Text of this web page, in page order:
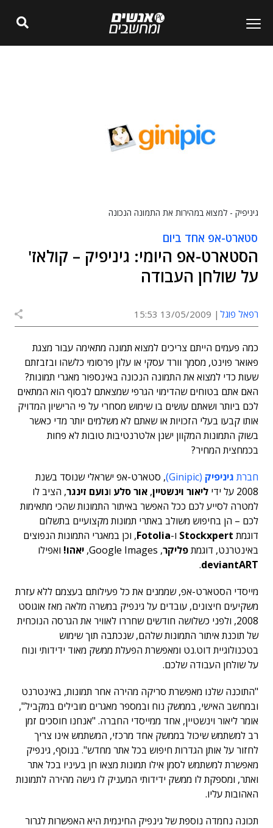
גיניפיק - למצוא במהירות את התמונה הנכונה
סטארט-אפ אחד ביום
הסטארט-אפ היומי: גיניפיק – קולאז'
על שולחן העבודה
רפאל פוגל 13/05/2009 15:53
כמה פעמים הייתם צריכים למצוא תמונה מתאימה עבור מצגת
פאואר פוינט, מסמך וורד עסקי או עלון פרסומי כלשהו ובזבזתם
שעות כדי למצוא את התמונה הנכונה באינספור מאגרי תמונות?
האם אתם בטוחים שהדימוי הגרפי שמצאתם לבסוף הוא המתאים
לכם ביותר ושאתם עושים בו שימוש מסחרי על פי הרישיון המדויק
אותו קבעו בעלי הזכויות או שאתם לא משלמים יותר מדי כאשר
בשוק התמונות המקוון ישנן אלטרנטיבות טובות לא פחות
בכמחצית המחיר?
חברת גיניפיק (Ginipic)
, סטארט-אפ ישראלי שנוסד בשנת
2008 על ידי
ליאור וינשטיין, אור סלע ונועם זינגר, הציב לו
למטרה לסייע לכם ככל האפשר באיתור התמונות שהכי מתאימות
לכם – הן בחיפוש משולב באתרי תמונות מקצועיים בתשלום
דוגמת Stockxpert ו-Fotolia, וכן במאגרי התמונות הנפוצים
באינטרנט, דוגמתפליקר, Google Images, יאהו! ואפילו
deviantART
.
מייסדי הסטארט-אפ, שממנים את כל פעילותם בעצמם ללא עזרת
משקיעים חיצונים, עובדים על גינפיק במשרה מלאה מאז אוגוסט
2008, ולפני כשלושה חודשים שחררו לאוויר את הגרסה הנוכחית
של תוכנת איתור התמונות שלהם, שנכתבה תוך שימוש
בטכנולוגיית דוט.נט ומאפשרת הפעלת ממשק מאוד ידידותי ונוח
על שולחן העבודה שלכם.
"התוכנה שלנו מאפשרת סריקה מהירה אחר תמונות, באינטרנט
ובמחשב האישי, בממשק נוח ובמספר מאגרים מובילים במקביל",
אומר ליאור וינשטיין, אחד ממייסדי החברה. "אנחנו חוסכים זמן
רב למשתמש שיכול בממשק אחד מרכזי, המשתמש אינו צריך
לחזור על אותן הגדרות חיפוש בכל אתר מחדש". בנוסף, גינפיק
מאפשרת למשתמש לסמן אילו תמונות מצאו חן בעיניו בכל אתר
ואתר, ומספקת לו ממשק ידידותי המעניק לו גישה מהירה לתמונות
האהובות עליו.
תכונה נחמדה נוספת של גינפיק החינמית היא האפשרות לגרור